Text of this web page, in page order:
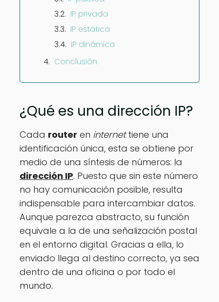
IP privada
IP estática
IP dinámica
Conclusión
¿Qué es una dirección IP?
Cada router en internettiene una
identificación única, esta se obtiene por
medio de una síntesis de números: la
dirección IP. Puesto que sin este número
no hay comunicación posible, resulta
indispensable para intercambiar datos.
Aunque parezca abstracto, su función
equivale a la de una señalización postal
en el entorno digital. Gracias a ella, lo
enviado llega al destino correcto, ya sea
dentro de una oficina o por todo el
mundo.